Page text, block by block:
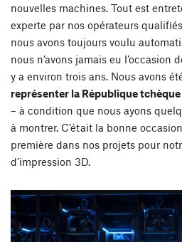
nouvelles machines. Tout est
experte par nos opérateurs
nous avons toujours voulu
nous n’avons jamais eu l’occasion
y a environ trois ans. Nous avons
représenter la République tchèque
– à condition que nous ayons
à montrer. C’était la bonne
première dans nos projets pour
d’impression 3D.